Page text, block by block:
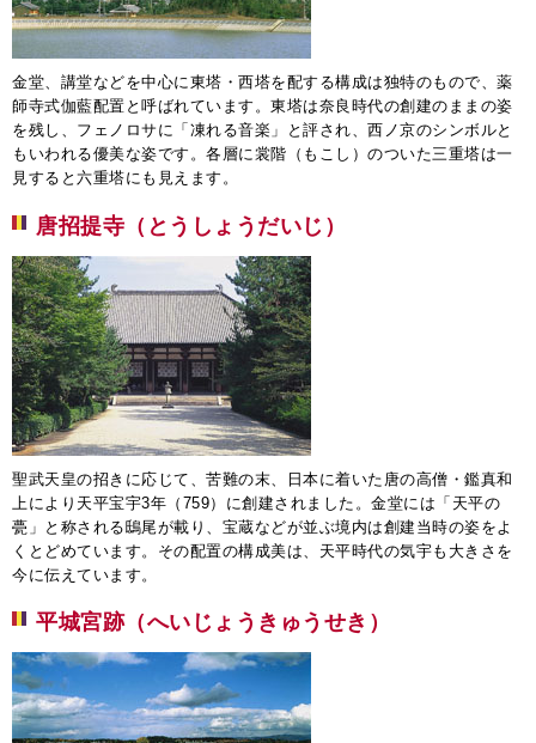
金堂、講堂などを中心に東塔・西塔を配する構成は独特のもので、薬
師寺式伽藍配置と呼ばれています。東塔は奈良時代の創建のままの姿
を残し、フェノロサに「凍れる音楽」と評され、西ノ京のシンボルと
もいわれる優美な姿です。各層に裳階（もこし）のついた三重塔は一
見すると六重塔にも見えます。
唐招提寺（とうしょうだいじ）
聖武天皇の招きに応じて、苦難の末、日本に着いた唐の高僧・鑑真和
上により天平宝宇3年（759）に創建されました。金堂には「天平の
甍」と称される鴟尾が載り、宝蔵などが並ぶ境内は創建当時の姿をよ
くとどめています。その配置の構成美は、天平時代の気宇も大きさを
今に伝えています。
平城宮跡（へいじょうきゅうせき）